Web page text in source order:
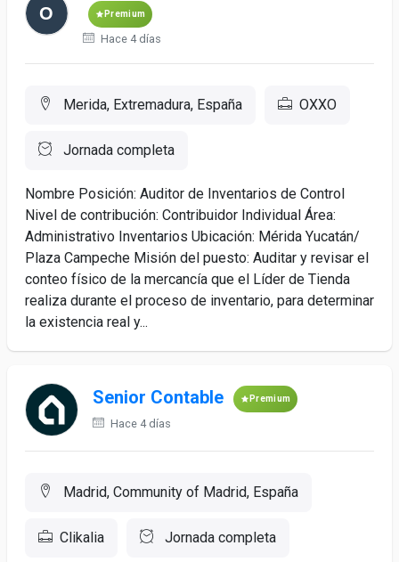
Premium
Hace 4 días
Merida, Extremadura, España OXXO
Jornada completa
Nombre Posición: Auditor de Inventarios de Control
Nivel de contribución: Contribuidor Individual Área:
Administrativo Inventarios Ubicación: Mérida Yucatán/
Plaza Campeche Misión del puesto: Auditar y revisar el
conteo físico de la mercancía que el Líder de Tienda
realiza durante el proceso de inventario, para determinar
la existencia real y...
Senior Contable Premium
Hace 4 días
Madrid, Community of Madrid, España
Clikalia Jornada completa